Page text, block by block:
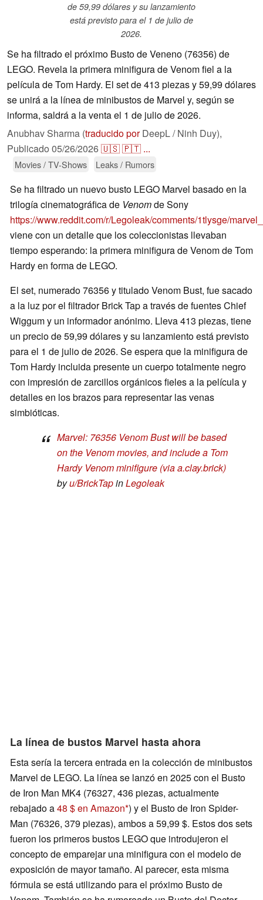
de 59,99 dólares y su lanzamiento
está previsto para el 1 de julio de
2026.
Se ha filtrado el próximo Busto de Veneno (76356) de
LEGO. Revela la primera minifigura de Venom fiel a la
película de Tom Hardy. El set de 413 piezas y 59,99 dólares
se unirá a la línea de minibustos de Marvel y, según se
informa, saldrá a la venta el 1 de julio de 2026.
Anubhav Sharma (traducido porDeepL / Ninh Duy),
Publicado 05/26/2026🇺🇸🇵🇹 ...
Movies / TV-Shows Leaks / Rumors
Se ha filtrado un nuevo busto LEGO Marvel basado en la
trilogía cinematográfica de Venomde Sony
https://www.reddit.com/r/Legoleak/comments/1tlysge/
viene con un detalle que los coleccionistas llevaban
tiempo esperando: la primera minifigura de Venom de Tom
Hardy en forma de LEGO.
El set, numerado 76356 y titulado Venom Bust, fue sacado
a la luz por el filtrador Brick Tap a través de fuentes Chief
Wiggum y un informador anónimo. Lleva 413 piezas, tiene
un precio de 59,99 dólares y su lanzamiento está previsto
para el 1 de julio de 2026. Se espera que la minifigura de
Tom Hardy incluida presente un cuerpo totalmente negro
con impresión de zarcillos orgánicos fieles a la película y
detalles en los brazos para representar las venas
simbióticas.
Marvel: 76356 Venom Bust will be based
on the Venom movies, and include a Tom
Hardy Venom minifigure (via a.clay.brick)
byu/BrickTapinLegoleak
La línea de bustos Marvel hasta ahora
Esta sería la tercera entrada en la colección de minibustos
Marvel de LEGO. La línea se lanzó en 2025 con el Busto
de Iron Man MK4 (76327, 436 piezas, actualmente
rebajado a48 $ en Amazon ) y el Busto de Iron Spider-
Man (76326, 379 piezas), ambos a 59,99 $. Estos dos sets
fueron los primeros bustos LEGO que introdujeron el
concepto de emparejar una minifigura con el modelo de
exposición de mayor tamaño. Al parecer, esta misma
fórmula se está utilizando para el próximo Busto de